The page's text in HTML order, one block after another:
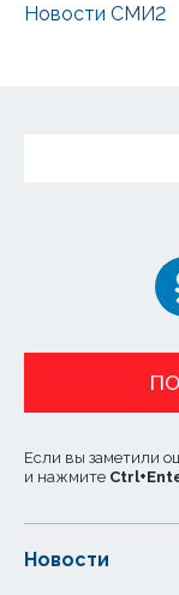
Новости СМИ2
Если вы заметили
и нажмите Ctrl+
Новости